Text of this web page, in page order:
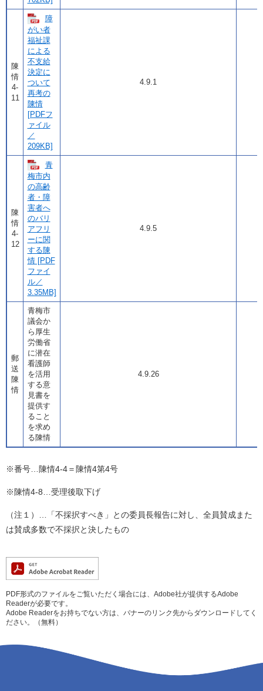
陳
情
4-
11
障
がい者
福祉課
による
不支給
決定に
ついて
再考の
陳情
[PDFフ
ァイル
／
209KB]
4.9.1
陳
情
4-
12
青
梅市内
の高齢
者・障
害者へ
のバリ
アフリ
ーに関
する陳
情 [PDF
ファイ
ル／
3.35MB]
4.9.5
郵
送
陳
情
青梅市
議会か
ら厚生
労働省
に潜在
看護師
を活用
する意
見書を
提供す
ること
を求め
る陳情
4.9.26
※番号…陳情4-4＝陳情4第4号
※陳情4-8…受理後取下げ
（注１）…「不採択すべき」との委員長報告に対し、全員賛成また
は賛成多数で不採択と決したもの
PDF形式のファイルをご覧いただく場合には、Adobe社が提供するAdobe
Readerが必要です。
Adobe Readerをお持ちでない方は、バナーのリンク先からダウンロードしてく
ださい。（無料）